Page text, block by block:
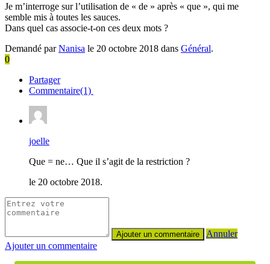
Je m’interroge sur l’utilisation de « de » après « que », qui me
semble mis à toutes les sauces.
Dans quel cas associe-t-on ces deux mots ?
Demandé parNanisa le 20 octobre 2018 dans Général.
0
Partager
Commentaire(1)
joelle
Que = ne… Que il s’agit de la restriction ?
le 20 octobre 2018.
Annuler
Ajouter un commentaire